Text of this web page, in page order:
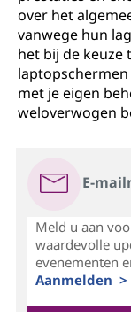
over het
vanwege hun
het bij de keuze
met je eigen
weloverwogen
E-
Meld u aan
waardevolle
evenementen
Aanmelden >